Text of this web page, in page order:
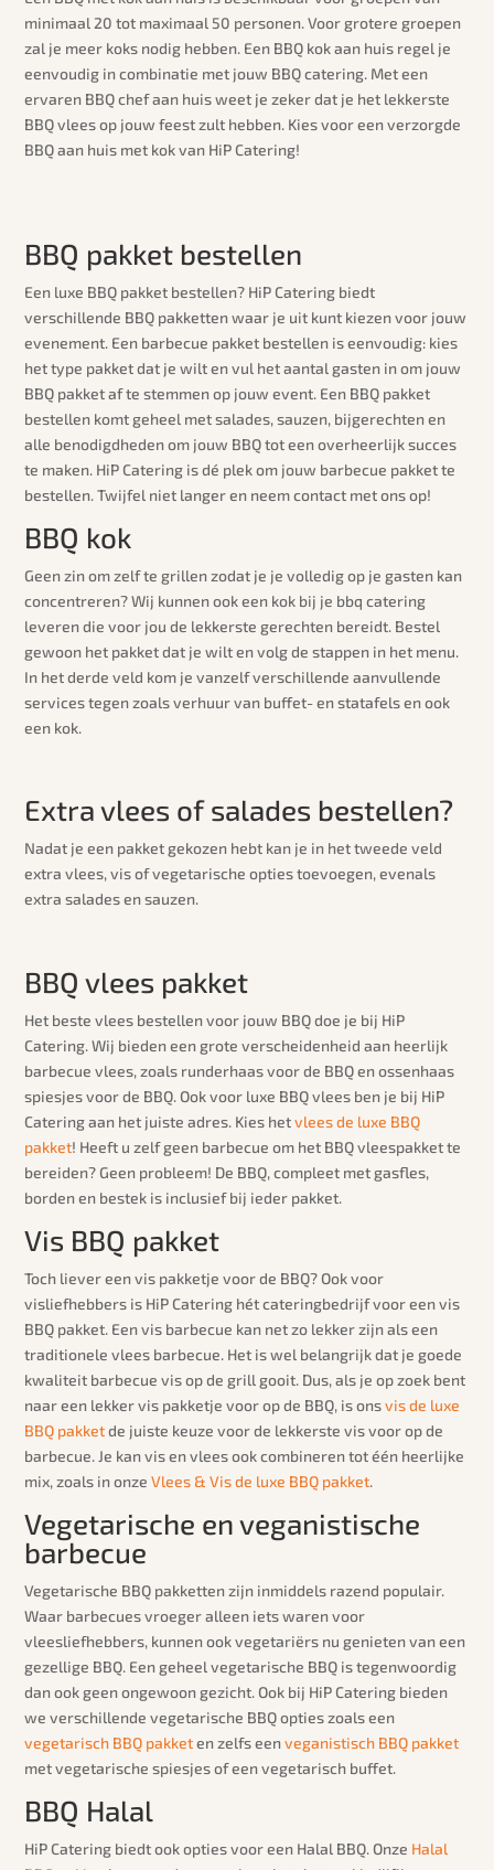
minimaal 20 tot maximaal 50 personen. Voor grotere groepen
zal je meer koks nodig hebben. Een BBQ kok aan huis regel je
eenvoudig in combinatie met jouw BBQ catering. Met een
ervaren BBQ chef aan huis weet je zeker dat je het lekkerste
BBQ vlees op jouw feest zult hebben. Kies voor een verzorgde
BBQ aan huis met kok van HiP Catering!
BBQ pakket bestellen
Een luxe BBQ pakket bestellen? HiP Catering biedt
verschillende BBQ pakketten waar je uit kunt kiezen voor jouw
evenement. Een barbecue pakket bestellen is eenvoudig: kies
het type pakket dat je wilt en vul het aantal gasten in om jouw
BBQ pakket af te stemmen op jouw event. Een BBQ pakket
bestellen komt geheel met salades, sauzen, bijgerechten en
alle benodigdheden om jouw BBQ tot een overheerlijk succes
te maken. HiP Catering is dé plek om jouw barbecue pakket te
bestellen. Twijfel niet langer en neem contact met ons op!
BBQ kok
Geen zin om zelf te grillen zodat je je volledig op je gasten kan
concentreren? Wij kunnen ook een kok bij je bbq catering
leveren die voor jou de lekkerste gerechten bereidt. Bestel
gewoon het pakket dat je wilt en volg de stappen in het menu.
In het derde veld kom je vanzelf verschillende aanvullende
services tegen zoals verhuur van buffet- en statafels en ook
een kok.
Extra vlees of salades bestellen?
Nadat je een pakket gekozen hebt kan je in het tweede veld
extra vlees, vis of vegetarische opties toevoegen, evenals
extra salades en sauzen.
BBQ vlees pakket
Het beste vlees bestellen voor jouw BBQ doe je bij HiP
Catering. Wij bieden een grote verscheidenheid aan heerlijk
barbecue vlees, zoals runderhaas voor de BBQ en ossenhaas
spiesjes voor de BBQ. Ook voor luxe BBQ vlees ben je bij HiP
Catering aan het juiste adres. Kies hetvlees de luxe BBQ
pakket! Heeft u zelf geen barbecue om het BBQ vleespakket te
bereiden? Geen probleem! De BBQ, compleet met gasfles,
borden en bestek is inclusief bij ieder pakket.
Vis BBQ pakket
Toch liever een vis pakketje voor de BBQ? Ook voor
visliefhebbers is HiP Catering hét cateringbedrijf voor een vis
BBQ pakket. Een vis barbecue kan net zo lekker zijn als een
traditionele vlees barbecue. Het is wel belangrijk dat je goede
kwaliteit barbecue vis op de grill gooit. Dus, als je op zoek bent
naar een lekker vis pakketje voor op de BBQ, is onsvis de luxe
BBQ pakketde juiste keuze voor de lekkerste vis voor op de
barbecue. Je kan vis en vlees ook combineren tot één heerlijke
mix, zoals in onzeVlees & Vis de luxe BBQ pakket.
Vegetarische en veganistische
barbecue
Vegetarische BBQ pakketten zijn inmiddels razend populair.
Waar barbecues vroeger alleen iets waren voor
vleesliefhebbers, kunnen ook vegetariërs nu genieten van een
gezellige BBQ. Een geheel vegetarische BBQ is tegenwoordig
dan ook geen ongewoon gezicht. Ook bij HiP Catering bieden
we verschillende vegetarische BBQ opties zoals een
vegetarisch BBQ pakketen zelfs eenveganistisch BBQ pakket
met vegetarische spiesjes of een vegetarisch buffet.
BBQ Halal
HiP Catering biedt ook opties voor een Halal BBQ. Onze Halal